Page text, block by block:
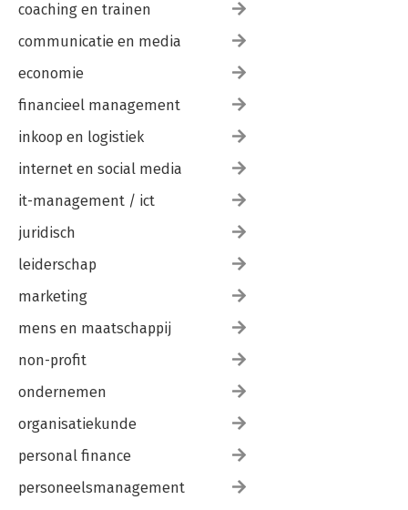
coaching en trainen
communicatie en media
economie
financieel management
inkoop en logistiek
internet en social media
it-management / ict
juridisch
leiderschap
marketing
mens en maatschappij
non-profit
ondernemen
organisatiekunde
personal finance
personeelsmanagement